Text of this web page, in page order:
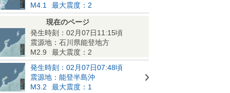
M4.1
最大震度：2
現在のページ
発生時刻：02月07日11:15頃
震源地：石川県能登地方
M2.9
最大震度：2
発生時刻：02月07日07:48頃
震源地：能登半島沖
M3.2
最大震度：1